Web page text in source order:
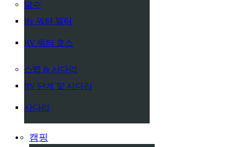
담수
Rv 워터 필터
RV 워터 호스
스텝 & 사다리
RV 단계 및 사다리
사다리
캠핑